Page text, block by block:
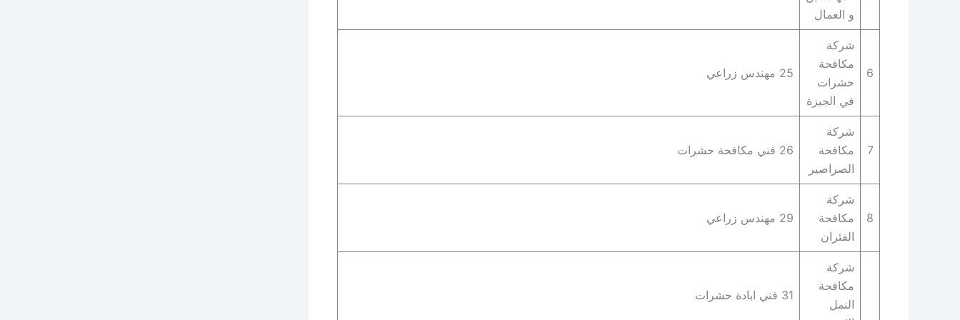
و العمال
6
شركة
مكافحة
حشرات
في الجيزة
25 مهندس زراعي
7
شركة
مكافحة
الصراصير
26 فني مكافحة حشرات
8
شركة
مكافحة
الفئران
29 مهندس زراعي
شركة
مكافحة
النمل
31 فني ابادة حشرات